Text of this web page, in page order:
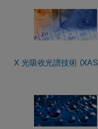
X 光吸收光譜技術